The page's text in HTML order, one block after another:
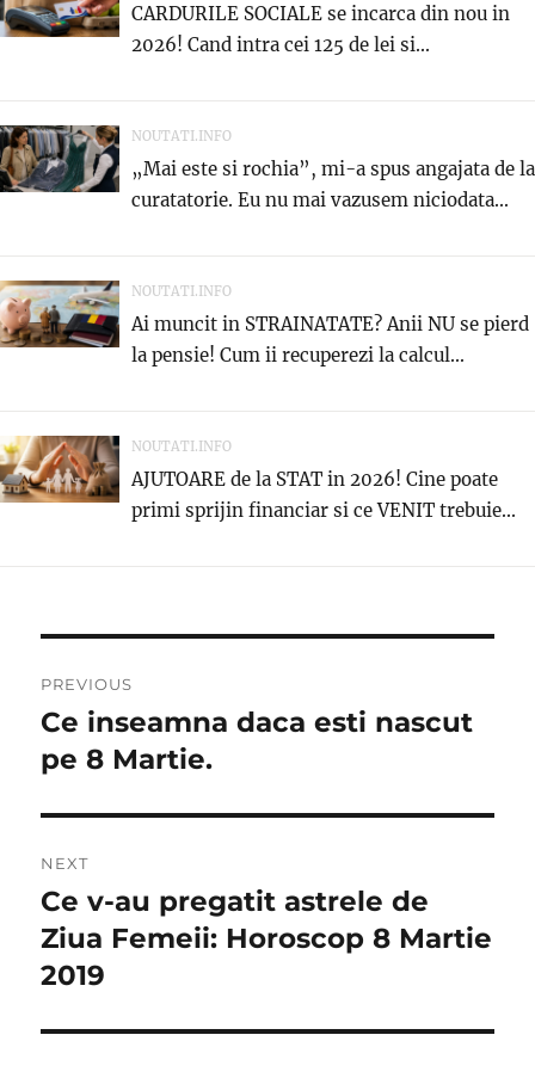
CARDURILE SOCIALE se incarca din nou in
2026! Cand intra cei 125 de lei si...
NOUTATI.INFO
„Mai este si rochia”, mi-a spus angajata de la
curatatorie. Eu nu mai vazusem niciodata...
NOUTATI.INFO
Ai muncit in STRAINATATE? Anii NU se pierd
la pensie! Cum ii recuperezi la calcul...
NOUTATI.INFO
AJUTOARE de la STAT in 2026! Cine poate
primi sprijin financiar si ce VENIT trebuie...
în
articole
PREVIOUS
Previous
post:
Ce inseamna daca esti nascut
pe 8 Martie.
NEXT
Next
post:
Ce v-au pregatit astrele de
Ziua Femeii: Horoscop 8 Martie
2019